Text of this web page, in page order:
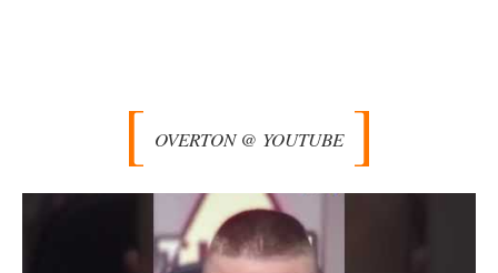
Als ob ein Amri…
vor 8 Stunden zu:
Die Araber und die Shoah
Ihr Kommentar ist ja just genau so einseitig, wie Sie es Zuckermann hier
vor 9 Stunden zu:
Wacht Deutschland nun in dem Krieg auf, den es seit Jahren
OVERTON @ YOUTUBE